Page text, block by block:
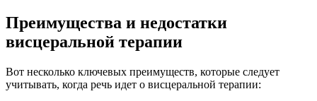
Преимущества и недостатки
висцеральной терапии
Вот несколько ключевых преимуществ, которые следует
учитывать, когда речь идет о висцеральной терапии: